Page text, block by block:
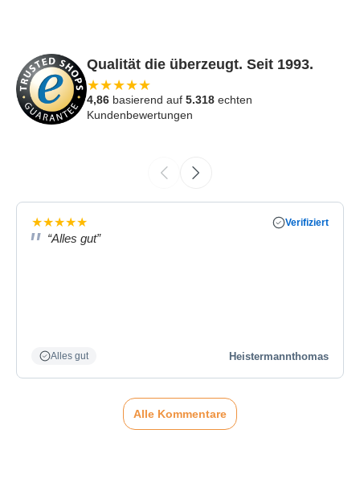
Qualität die überzeugt. Seit 1993.
★★★★★
4,86 basierend auf 5.318 echten
Kundenbewertungen
★★★★★ Verifiziert
“Alles gut”
Alles gut Heistermannthomas
Alle Kommentare